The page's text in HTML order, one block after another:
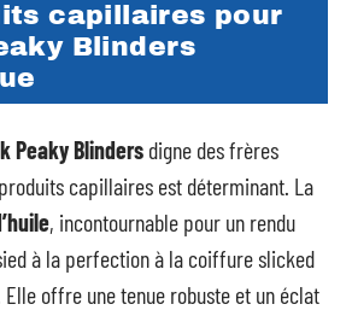
capillaires pour
Blinders
Peaky Blinders digne des frères
capillaires est déterminant. La
, incontournable pour un rendu
à la perfection à la coiffure slicked
Elle offre une tenue robuste et un éclat